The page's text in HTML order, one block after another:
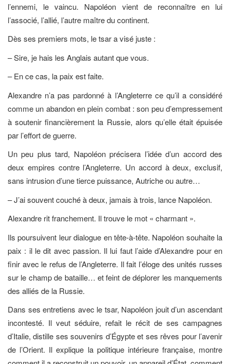
l’ennemi, le vaincu. Napoléon vient de reconnaître en lui
l’associé, l’allié, l’autre maître du continent.
Dès ses premiers mots, le tsar a visé juste :
– Sire, je hais les Anglais autant que vous.
– En ce cas, la paix est faite.
Alexandre n’a pas pardonné à l’Angleterre ce qu’il a considéré
comme un abandon en plein combat : son peu d’empressement
à soutenir financièrement la Russie, alors qu’elle était épuisée
par l’effort de guerre.
Un peu plus tard, Napoléon précisera l’idée d’un accord des
deux empires contre l’Angleterre. Un accord à deux, exclusif,
sans intrusion d’une tierce puissance, Autriche ou autre…
– J’ai souvent couché à deux, jamais à trois, lance Napoléon.
Alexandre rit franchement. Il trouve le mot « charmant ».
Ils poursuivent leur dialogue en tête-à-tête. Napoléon souhaite la
paix : il le dit avec passion. Il lui faut l’aide d’Alexandre pour en
finir avec le refus de l’Angleterre. Il fait l’éloge des unités russes
sur le champ de bataille… et feint de déplorer les manquements
des alliés de la Russie.
Dans ses entretiens avec le tsar, Napoléon jouit d’un ascendant
incontesté. Il veut séduire, refait le récit de ses campagnes
d’Italie, distille ses souvenirs d’Égypte et ses rêves pour l’avenir
de l’Orient. Il explique la politique intérieure française, montre